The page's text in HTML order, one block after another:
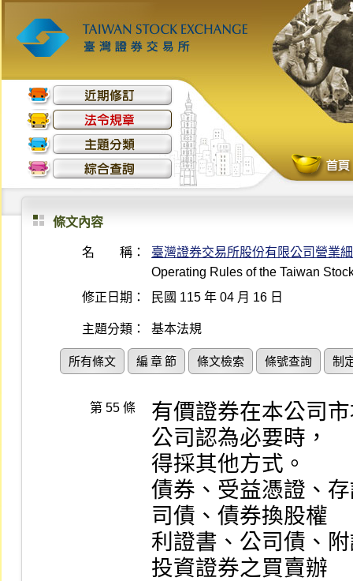
條文內容
名 稱：
臺灣證券交易所股份有限公司營業
Operating Rules of the Taiwan
修正日期：
民國 115 年 04 月 16 日
主題分類： 基本法規
所有條文 編 章 節 條文檢索 條號查詢 制
第 55 條
有價證券在本公司
公司認為必要時，
得採其他方式。
債券、受益憑證、
司債、債券換股權
利證書、公司債、
投資證券之買賣辦